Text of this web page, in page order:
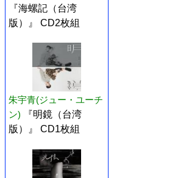
『海螺記（台湾
版）』 CD2枚組
朱宇青(ジュー・ユーチ
ン)
『明鏡（台湾
版）』 CD1枚組